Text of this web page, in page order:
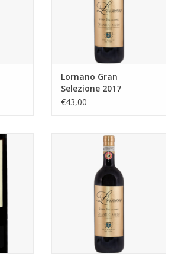
Lornano Gran
Selezione 2017
€43,00